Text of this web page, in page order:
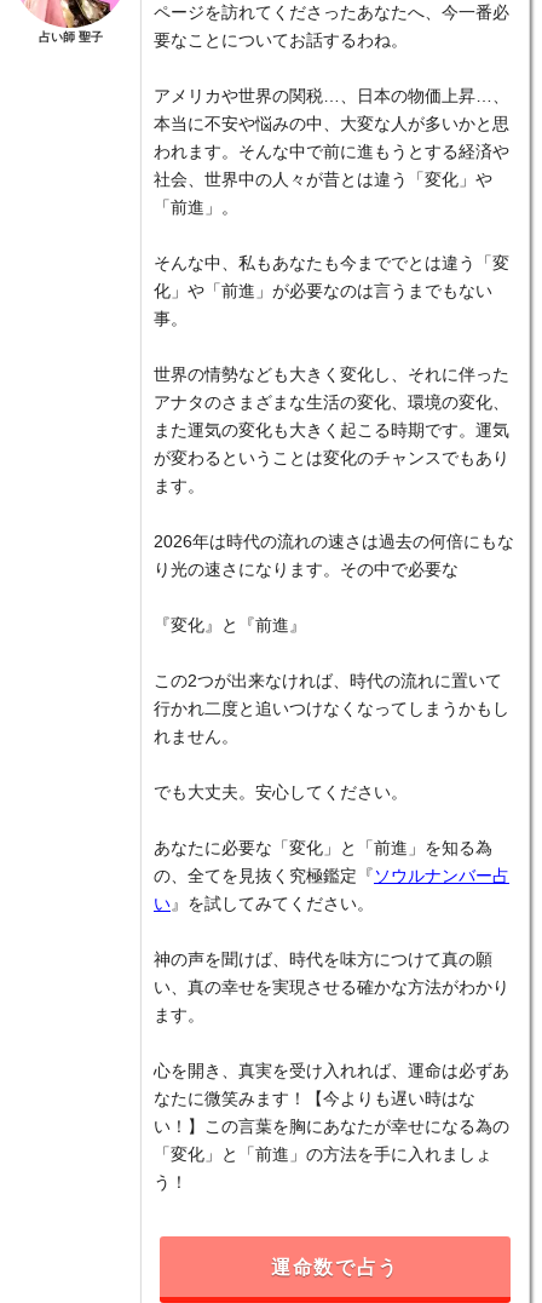
占い師 聖子
ページを訪れてくださったあなたへ、今一番必
要なことについてお話するわね。
アメリカや世界の関税…、日本の物価上昇…、
本当に不安や悩みの中、大変な人が多いかと思
われます。そんな中で前に進もうとする経済や
社会、世界中の人々が昔とは違う「変化」や
「前進」。
そんな中、私もあなたも今まででとは違う「変
化」や「前進」が必要なのは言うまでもない
事。
世界の情勢なども大きく変化し、それに伴った
アナタのさまざまな生活の変化、環境の変化、
また運気の変化も大きく起こる時期です。運気
が変わるということは変化のチャンスでもあり
ます。
2026年は時代の流れの速さは過去の何倍にもな
り光の速さになります。その中で必要な
『変化』と『前進』
この2つが出来なければ、時代の流れに置いて
行かれ二度と追いつけなくなってしまうかもし
れません。
でも大丈夫。安心してください。
あなたに必要な「変化」と「前進」を知る為
の、全てを見抜く究極鑑定『 ソウルナンバー占
い 』を試してみてください。
神の声を聞けば、時代を味方につけて真の願
い、真の幸せを実現させる確かな方法がわかり
ます。
心を開き、真実を受け入れれば、運命は必ずあ
なたに微笑みます！【今よりも遅い時はな
い！】この言葉を胸にあなたが幸せになる為の
「変化」と「前進」の方法を手に入れましょ
う！
運命数で占う